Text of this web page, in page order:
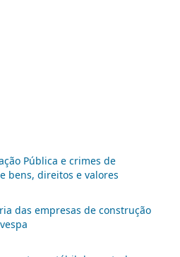
Pública e crimes de
bens, direitos e valores
das empresas de construção